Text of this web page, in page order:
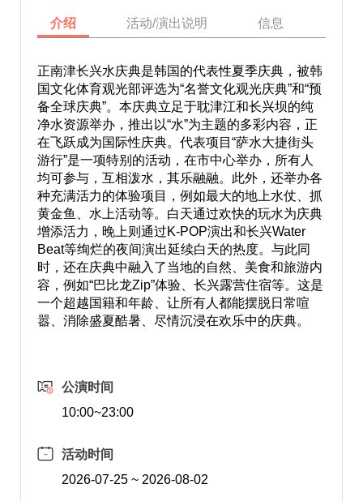
介绍 活动/演出说明 信息
正南津长兴水庆典是韩国的代表性夏季庆典，被韩
国文化体育观光部评选为“名誉文化观光庆典”和“预
备全球庆典”。本庆典立足于耽津江和长兴坝的纯
净水资源举办，推出以“水”为主题的多彩内容，正
在飞跃成为国际性庆典。代表项目“萨水大捷街头
游行”是一项特别的活动，在市中心举办，所有人
均可参与，互相泼水，其乐融融。此外，还举办各
种充满活力的体验项目，例如最大的地上水仗、抓
黄金鱼、水上活动等。白天通过欢快的玩水为庆典
增添活力，晚上则通过K-POP演出和长兴Water
Beat等绚烂的夜间演出延续白天的热度。与此同
时，还在庆典中融入了当地的自然、美食和旅游内
容，例如“巴比龙Zip”体验、长兴露营住宿等。这是
一个超越国籍和年龄、让所有人都能摆脱日常喧
嚣、消除盛夏酷暑、尽情沉浸在欢乐中的庆典。
公演时间
10:00~23:00
活动时间
2026-07-25 ~ 2026-08-02